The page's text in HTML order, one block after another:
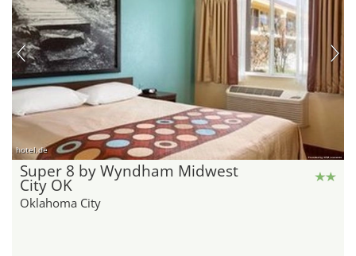
hotel.de
Super 8 by Wyndham Midwest
City OK
Oklahoma City